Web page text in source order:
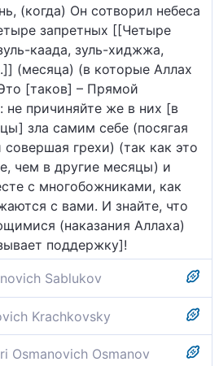
(когда) Он сотворил небеса
запретных [[Четыре
каада, зуль-хиджжа,
(месяца) (в которые Аллах
[таков] – Прямой
не причиняйте же в них [в
зла самим себе (посягая
совершая грехи) (так как это
чем в другие месяцы) и
с многобожниками, как
с вами. И знайте, что
(наказания Аллаха)
поддержку]!
Sablukov
месяцев у Бога двенадцать
с того дня, как сотворил
них четыре запретные: это
Krachkovsky
у Аллаха - двенадцать
Osmanovich Osmanov